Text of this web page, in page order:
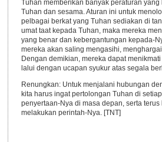
Tuhan memberikan banyak peraturan
Tuhan dan sesama. Aturan ini untuk
pelbagai berkat yang Tuhan sediakan di
umat taat kepada Tuhan, maka mereka
yang benar dan kebergantungan kepada-
mereka akan saling mengasihi,
Dengan demikian, mereka dapat
lalui dengan ucapan syukur atas segala
Renungkan: Untuk menjalani hubungan
kita harus ingat pertolongan Tuhan di
penyertaan-Nya di masa depan, serta
melakukan perintah-Nya. [TNT]